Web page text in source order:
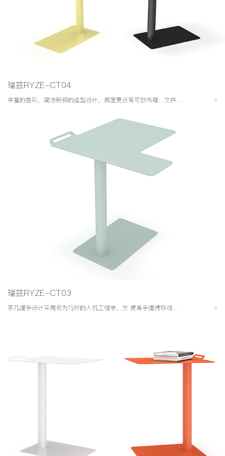
瑞兹RYZE-CT04
>
丰富的色彩，简洁新颖的造型设计，侧面更设有可放书籍、文件夹等实用的 设计点
瑞兹RYZE-CT03
>
茶几提手设计采用极为巧妙的人机工程学，方 便单手提携移动，简约而不简单